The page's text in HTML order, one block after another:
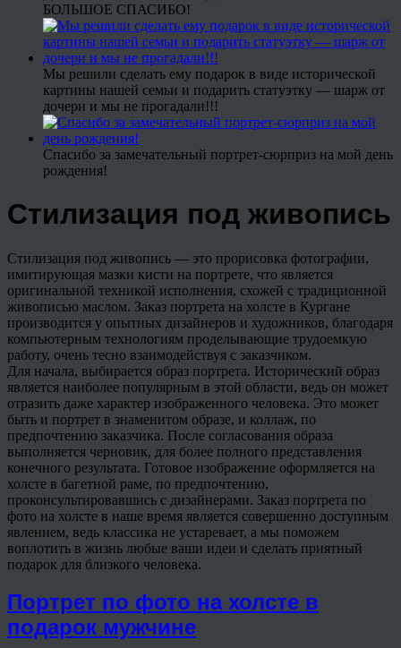
БОЛЬШОЕ СПАСИБО!
Мы решили сделать ему подарок в виде исторической
картины нашей семьи и подарить статуэтку — шарж от
дочери и мы не прогадали!!!
Спасибо за замечательный портрет-сюрприз на мой день
рождения!
Стилизация под живопись
Стилизация под живопись — это прорисовка фотографии,
имитирующая мазки кисти на портрете, что является
оригинальной техникой исполнения, схожей с традиционной
живописью маслом. Заказ портрета на холсте в Кургане
производится у опытных дизайнеров и художников, благодаря
компьютерным технологиям проделывающие трудоемкую
работу, очень тесно взаимодействуя с заказчиком.
Для начала, выбирается образ портрета. Исторический образ
является наиболее популярным в этой области, ведь он может
отразить даже характер изображенного человека. Это может
быть и портрет в знаменитом образе, и коллаж, по
предпочтению заказчика. После согласования образа
выполняется черновик, для более полного представления
конечного результата. Готовое изображение оформляется на
холсте в багетной раме, по предпочтению,
проконсультировавшись с дизайнерами. Заказ портрета по
фото на холсте в наше время является совершенно доступным
явлением, ведь классика не устаревает, а мы поможем
воплотить в жизнь любые ваши идеи и сделать приятный
подарок для близкого человека.
Портрет по фото на холсте в
подарок мужчине